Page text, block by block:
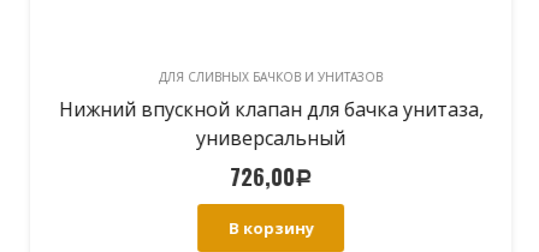
ДЛЯ СЛИВНЫХ БАЧКОВ И УНИТАЗОВ
Нижний впускной клапан для бачка унитаза,
универсальный
726,00Р
В корзину